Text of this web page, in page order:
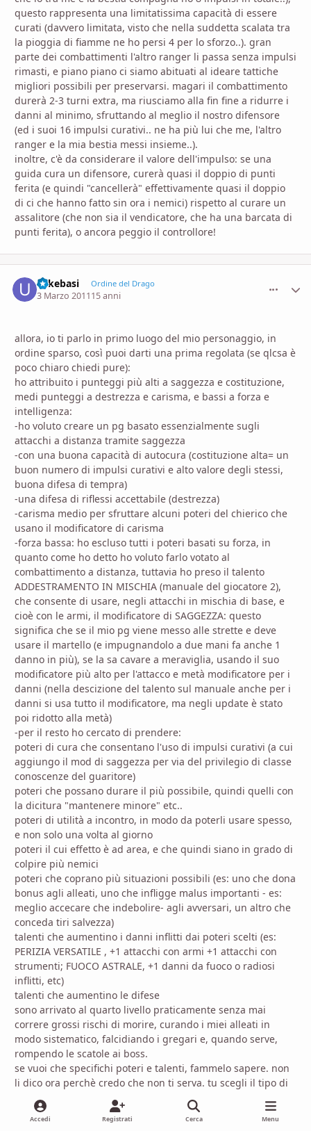
questo rappresenta una limitatissima capacità di essere
curati (davvero limitata, visto che nella suddetta scalata tra
la pioggia di fiamme ne ho persi 4 per lo sforzo..). gran
parte dei combattimenti l'altro ranger li passa senza impulsi
rimasti, e piano piano ci siamo abituati al ideare tattiche
migliori possibili per preservarsi. magari il combattimento
durerà 2-3 turni extra, ma riusciamo alla fin fine a ridurre i
danni al minimo, sfruttando al meglio il nostro difensore
(ed i suoi 16 impulsi curativi.. ne ha più lui che me, l'altro
ranger e la mia bestia messi insieme..).
inoltre, c'è da considerare il valore dell'impulso: se una
guida cura un difensore, curerà quasi il doppio di punti
ferita (e quindi "cancellerà" effettivamente quasi il doppio
di ci che hanno fatto sin ora i nemici) rispetto al curare un
assalitore (che non sia il vendicatore, che ha una barcata di
punti ferita), o ancora peggio il controllore!
uskebasi Ordine del Drago
3 Marzo 201115 anni
allora, io ti parlo in primo luogo del mio personaggio, in
ordine sparso, così puoi darti una prima regolata (se qlcsa è
poco chiaro chiedi pure):
ho attribuito i punteggi più alti a saggezza e costituzione,
medi punteggi a destrezza e carisma, e bassi a forza e
intelligenza:
-ho voluto creare un pg basato essenzialmente sugli
attacchi a distanza tramite saggezza
-con una buona capacità di autocura (costituzione alta= un
buon numero di impulsi curativi e alto valore degli stessi,
buona difesa di tempra)
-una difesa di riflessi accettabile (destrezza)
-carisma medio per sfruttare alcuni poteri del chierico che
usano il modificatore di carisma
-forza bassa: ho escluso tutti i poteri basati su forza, in
quanto come ho detto ho voluto farlo votato al
combattimento a distanza, tuttavia ho preso il talento
ADDESTRAMENTO IN MISCHIA (manuale del giocatore 2),
che consente di usare, negli attacchi in mischia di base, e
cioè con le armi, il modificatore di SAGGEZZA: questo
significa che se il mio pg viene messo alle strette e deve
usare il martello (e impugnandolo a due mani fa anche 1
danno in più), se la sa cavare a meraviglia, usando il suo
modificatore più alto per l'attacco e metà modificatore per i
danni (nella descizione del talento sul manuale anche per i
danni si usa tutto il modificatore, ma negli update è stato
poi ridotto alla metà)
-per il resto ho cercato di prendere:
poteri di cura che consentano l'uso di impulsi curativi (a cui
aggiungo il mod di saggezza per via del privilegio di classe
conoscenze del guaritore)
poteri che possano durare il più possibile, quindi quelli con
la dicitura "mantenere minore" etc..
poteri di utilità a incontro, in modo da poterli usare spesso,
e non solo una volta al giorno
poteri il cui effetto è ad area, e che quindi siano in grado di
colpire più nemici
poteri che coprano più situazioni possibili (es: uno che dona
bonus agli alleati, uno che infligge malus importanti - es:
meglio accecare che indebolire- agli avversari, un altro che
conceda tiri salvezza)
talenti che aumentino i danni inflitti dai poteri scelti (es:
PERIZIA VERSATILE , +1 attacchi con armi +1 attacchi con
strumenti; FUOCO ASTRALE, +1 danni da fuoco o radiosi
inflitti, etc)
talenti che aumentino le difese
sono arrivato al quarto livello praticamente senza mai
correre grossi rischi di morire, curando i miei alleati in
modo sistematico, falcidiando i gregari e, quando serve,
rompendo le scatole ai boss.
se vuoi che specifichi poteri e talenti, fammelo sapere. non
li dico ora perchè credo che non ti serva. tu scegli il tipo di
chierico che vorresti fare, e poi ti regoli di conseguenza.
ripeto, per il mio pg le cose più importanti riguardo ai
poteri sono, sostanzialmente:
Accedi Registrati Cerca Menu